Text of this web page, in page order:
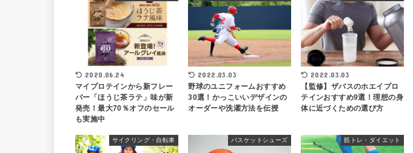
2020.06.24
マイプロテインから新フレー
バー「ほうじ茶ラテ」味が新
発売！最大70％オフのセール
も実施中
2022.03.03
野球のユニフォームおすすめ
30選！かっこいいデザインの
オーダーや洗濯方法を伝授
2022.03.03
【監修】ザバスのホエイプロ
テインおすすめ9選！理想の身
体に近づくための選び方
サイクリング・自転車 バスケットシューズ 筋トレ・ダイエット